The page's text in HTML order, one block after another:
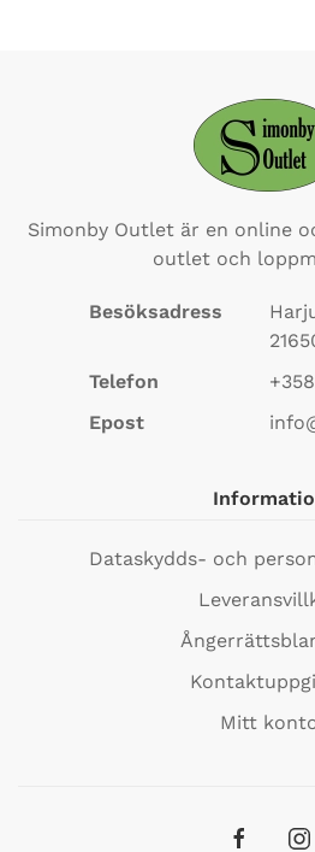
Simonby Outlet är en online
outlet och
Besöksadress
Telefon
Epost
Dataskydds- och
Mitt